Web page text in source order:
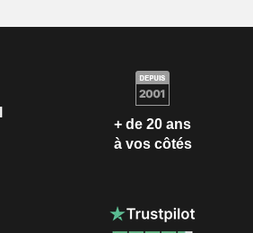
+ de 20 ans
à vos côtés